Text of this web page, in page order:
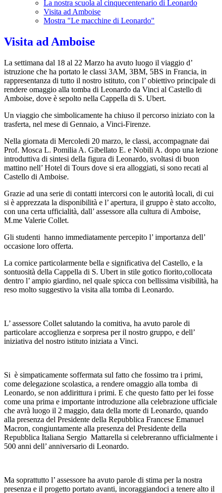
La nostra scuola al cinquecentenario di Leonardo
Visita ad Amboise
Mostra "Le macchine di Leonardo"
Visita ad Amboise
La settimana dal 18 al 22 Marzo ha avuto luogo il viaggio d’
istruzione che ha portato le classi 3AM, 3BM, 5BS in Francia, in
rappresentanza di tutto il nostro istituto, con l’ obiettivo principale di
rendere omaggio alla tomba di Leonardo da Vinci al Castello di
Amboise, dove è sepolto nella Cappella di S. Ubert.
Un viaggio che simbolicamente ha chiuso il percorso iniziato con la
trasferta, nel mese di Gennaio, a Vinci-Firenze.
Nella giornata di Mercoledi 20 marzo, le classi, accompagnate dai
Prof. Mosca L. Pomilia A. Gibellato E. e Nobili A. dopo una lezione
introduttiva di sintesi della figura di Leonardo, svoltasi di buon
mattino nell’ Hotel di Tours dove si era alloggiati, si sono recati al
Castello di Amboise.
Grazie ad una serie di contatti intercorsi con le autorità locali, di cui
si è apprezzata la disponibilità e l’ apertura, il gruppo è stato accolto,
con una certa ufficialità, dall’ assessore alla cultura di Amboise,
M.me Valerie Collet.
Gli studenti hanno immediatamente percepito l’ importanza dell’
occasione loro offerta.
La cornice particolarmente bella e significativa del Castello, e la
sontuosità della Cappella di S. Ubert in stile gotico fiorito,collocata
dentro l’ ampio giardino, nel quale spicca con bellissima visibilità, ha
reso molto suggestivo la visita alla tomba di Leonardo.
L’ assessore Collet salutando la comitiva, ha avuto parole di
particolare accoglienza e sorpresa per il nostro gruppo, e dell’
iniziativa del nostro istituto iniziata a Vinci.
Si è simpaticamente soffermata sul fatto che fossimo tra i primi,
come delegazione scolastica, a rendere omaggio alla tomba di
Leonardo, se non addirittura i primi. E che questo fatto per lei fosse
come una prima e importante introduzione alla celebrazione ufficiale
che avrà luogo il 2 maggio, data della morte di Leonardo, quando
alla presenza del Presidente della Repubblica Francese Emanuel
Macron, congiuntamente alla presenza del Presidente della
Repubblica Italiana Sergio Mattarella si celebreranno ufficialmente i
500 anni dell’ anniversario di Leonardo.
Ma soprattutto l’ assessore ha avuto parole di stima per la nostra
presenza e il progetto portato avanti, incoraggiandoci a tenere alto il